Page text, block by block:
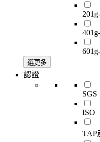
選更多
認證
SGS
ISO
TAP